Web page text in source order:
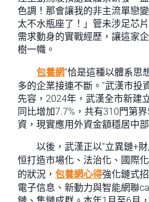
色調！那會讓我的非主流單戀
太不水瓶座了！」管未涉足芯
需求動身的實戰經歷，讓這家
樹一幟。
包養網“恰是這種以體系思
多的企業接連不斷。”武漢市投
先容，2024年，武漢全市新建
同比增加7.7%，共有310門第
資，現實應用外資金額穩居中
以後，武漢正以“立異鏈+
恒打造市場化、法治化、國際
的狀況， 包養網心得強化鏈式
電子信息、新動力與智能網聯